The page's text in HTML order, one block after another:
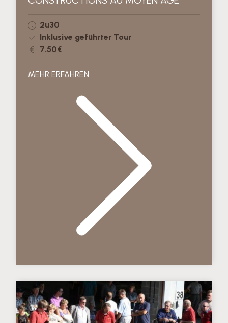
2u30
Inklusive geführter Tour
7.50€
MEHR ERFAHREN